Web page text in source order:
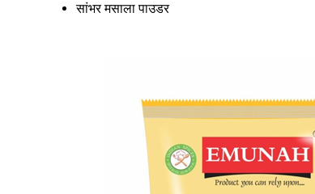
सांभर मसाला पाउडर